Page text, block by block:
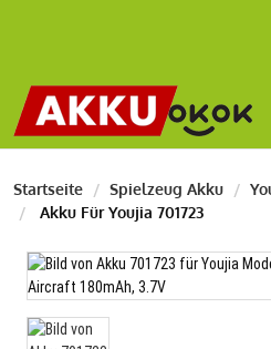
Startseite Spielzeug Akku
Akku Für Youjia 701723